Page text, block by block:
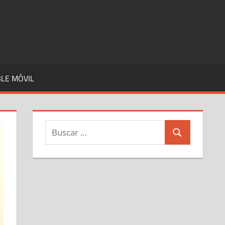
MÓVIL
Buscar:
Buscar